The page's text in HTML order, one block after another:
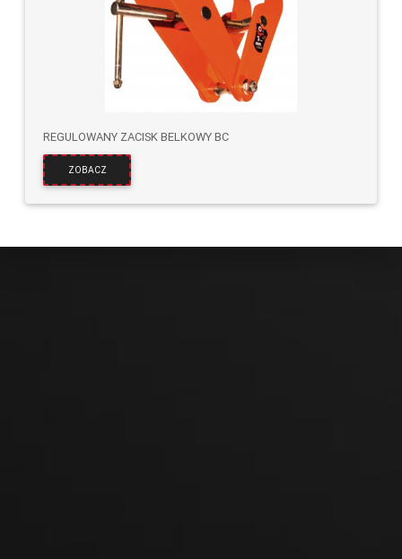
REGULOWANY ZACISK BELKOWY BC
ZOBACZ